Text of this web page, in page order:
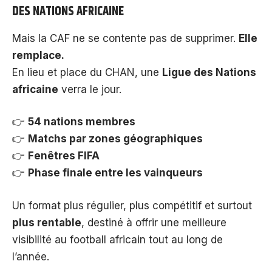
DES NATIONS AFRICAINE
Mais la CAF ne se contente pas de supprimer. Elle
remplace.
En lieu et place du CHAN, une Ligue des Nations
africaine verra le jour.
👉 54 nations membres
👉 Matchs par zones géographiques
👉 Fenêtres FIFA
👉 Phase finale entre les vainqueurs
Un format plus régulier, plus compétitif et surtout
plus rentable, destiné à offrir une meilleure
visibilité au football africain tout au long de
l’année.